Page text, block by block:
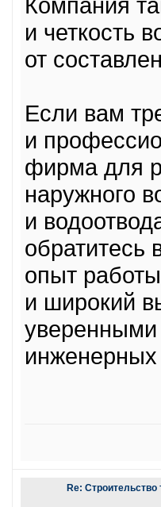
и четкость
от
Если вам
и
фирма для
наружного
и
опыт
и широкий
уверенными
Re: